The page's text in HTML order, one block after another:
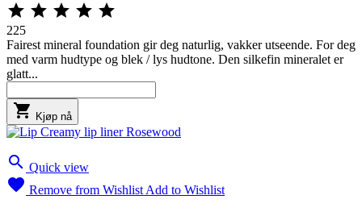
    
225
Fairest mineral foundation gir deg naturlig, vakker utseende. For deg
med varm hudtype og blek / lys hudtone. Den silkefin mineralet er
glatt...
 Kjøp nå
 Quick view
 Remove from Wishlist Add to Wishlist